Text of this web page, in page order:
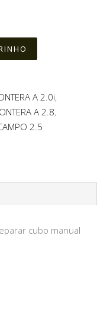
A 2.0i,
A 2.8,
2.5
cubo manual